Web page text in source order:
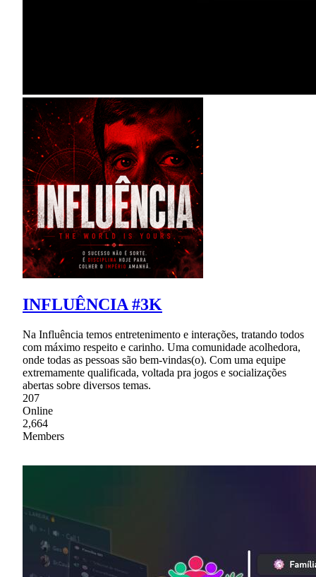
INFLUÊNCIA #3K
Na Influência temos entretenimento e interações, tratando todos
com máximo respeito e carinho. Uma comunidade acolhedora,
onde todas as pessoas são bem-vindas(o). Com uma equipe
extremamente qualificada, voltada pra jogos e socializações
abertas sobre diversos temas.
207
Online
2,664
Members